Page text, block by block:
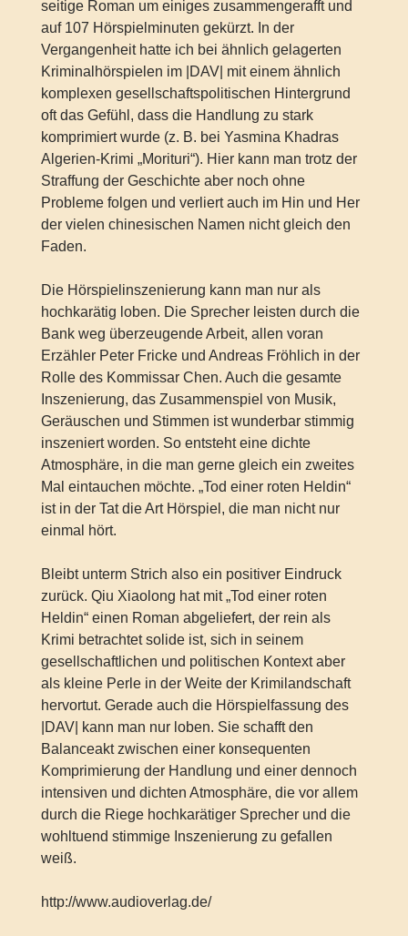
seitige Roman um einiges zusammengerafft und
auf 107 Hörspielminuten gekürzt. In der
Vergangenheit hatte ich bei ähnlich gelagerten
Kriminalhörspielen im |DAV| mit einem ähnlich
komplexen gesellschaftspolitischen Hintergrund
oft das Gefühl, dass die Handlung zu stark
komprimiert wurde (z. B. bei Yasmina Khadras
Algerien-Krimi „Morituri“). Hier kann man trotz der
Straffung der Geschichte aber noch ohne
Probleme folgen und verliert auch im Hin und Her
der vielen chinesischen Namen nicht gleich den
Faden.
Die Hörspielinszenierung kann man nur als
hochkarätig loben. Die Sprecher leisten durch die
Bank weg überzeugende Arbeit, allen voran
Erzähler Peter Fricke und Andreas Fröhlich in der
Rolle des Kommissar Chen. Auch die gesamte
Inszenierung, das Zusammenspiel von Musik,
Geräuschen und Stimmen ist wunderbar stimmig
inszeniert worden. So entsteht eine dichte
Atmosphäre, in die man gerne gleich ein zweites
Mal eintauchen möchte. „Tod einer roten Heldin“
ist in der Tat die Art Hörspiel, die man nicht nur
einmal hört.
Bleibt unterm Strich also ein positiver Eindruck
zurück. Qiu Xiaolong hat mit „Tod einer roten
Heldin“ einen Roman abgeliefert, der rein als
Krimi betrachtet solide ist, sich in seinem
gesellschaftlichen und politischen Kontext aber
als kleine Perle in der Weite der Krimilandschaft
hervortut. Gerade auch die Hörspielfassung des
|DAV| kann man nur loben. Sie schafft den
Balanceakt zwischen einer konsequenten
Komprimierung der Handlung und einer dennoch
intensiven und dichten Atmosphäre, die vor allem
durch die Riege hochkarätiger Sprecher und die
wohltuend stimmige Inszenierung zu gefallen
weiß.
http://www.audioverlag.de/